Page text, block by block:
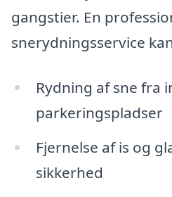
gangstier. En
snerydningsservice
Rydning af sne fra
parkeringspladser
Fjernelse af is og
sikkerhed